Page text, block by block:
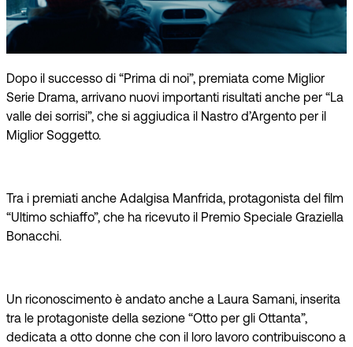
Dopo il successo di “Prima di noi”, premiata come Miglior
Serie Drama, arrivano nuovi importanti risultati anche per “La
valle dei sorrisi”, che si aggiudica il Nastro d’Argento per il
Miglior Soggetto.
Tra i premiati anche Adalgisa Manfrida, protagonista del film
“Ultimo schiaffo”, che ha ricevuto il Premio Speciale Graziella
Bonacchi.
Un riconoscimento è andato anche a Laura Samani, inserita
tra le protagoniste della sezione “Otto per gli Ottanta”,
dedicata a otto donne che con il loro lavoro contribuiscono a